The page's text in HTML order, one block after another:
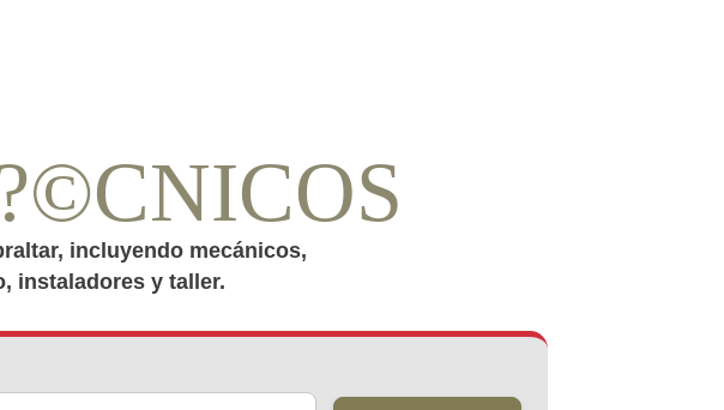
incluyendo mecánicos,
instaladores y taller.